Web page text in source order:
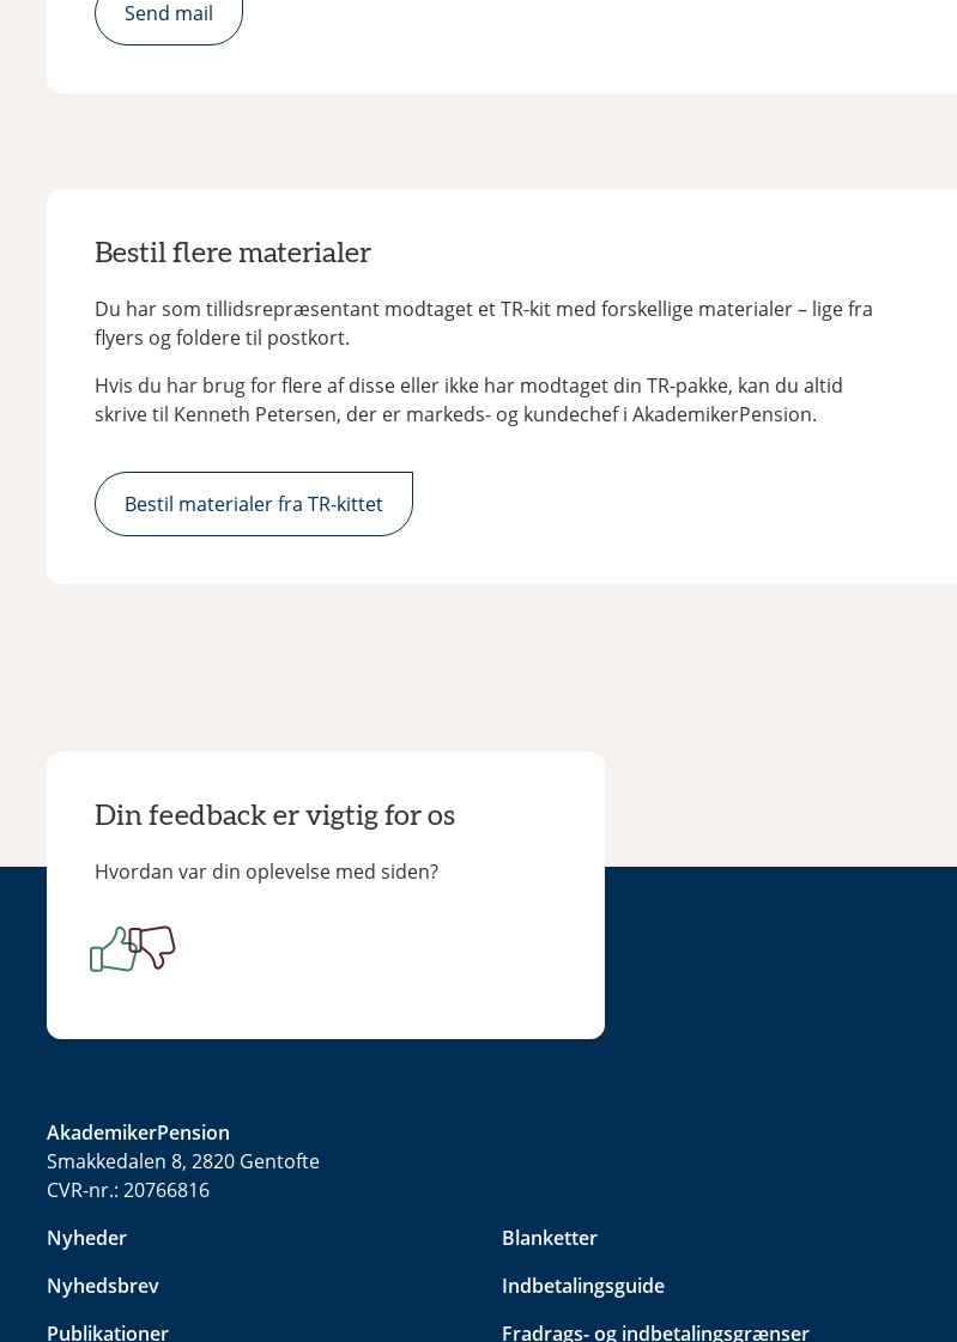
Send mail
Bestil flere materialer
Du har som tillidsrepræsentant modtaget et TR-kit med forskellige materialer – lige fra
flyers og foldere til postkort.
Hvis du har brug for flere af disse eller ikke har modtaget din TR-pakke, kan du altid
skrive til Kenneth Petersen, der er markeds- og kundechef i AkademikerPension.
Bestil materialer fra TR-kittet
Din feedback er vigtig for os
Hvordan var din oplevelse med siden?
AkademikerPension
Smakkedalen 8, 2820 Gentofte
CVR-nr.: 20766816
Nyheder
Nyhedsbrev
Publikationer
Blanketter
Indbetalingsguide
Fradrags- og indbetalingsgrænser